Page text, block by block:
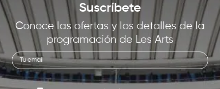
Suscríbete
Conoce las ofertas y los detalles de la
programación de Les Arts